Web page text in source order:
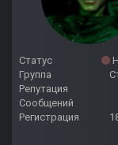
Статус
Группа
Репутация
Сообщений
Регистрация